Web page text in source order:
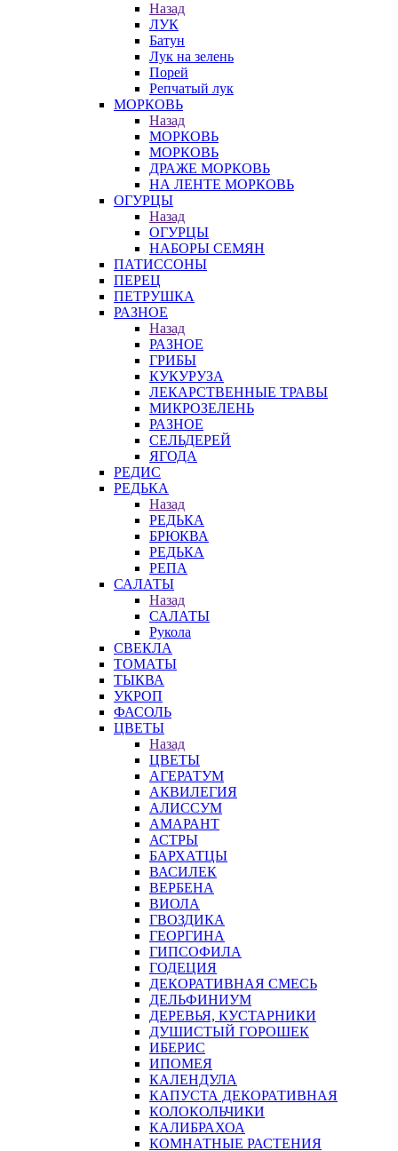
Назад
ЛУК
Батун
Лук на зелень
Порей
Репчатый лук
МОРКОВЬ
Назад
МОРКОВЬ
МОРКОВЬ
ДРАЖЕ МОРКОВЬ
НА ЛЕНТЕ МОРКОВЬ
ОГУРЦЫ
Назад
ОГУРЦЫ
НАБОРЫ СЕМЯН
ПАТИССОНЫ
ПЕРЕЦ
ПЕТРУШКА
РАЗНОЕ
Назад
РАЗНОЕ
ГРИБЫ
КУКУРУЗА
ЛЕКАРСТВЕННЫЕ ТРАВЫ
МИКРОЗЕЛЕНЬ
РАЗНОЕ
СЕЛЬДЕРЕЙ
ЯГОДА
РЕДИС
РЕДЬКА
Назад
РЕДЬКА
БРЮКВА
РЕДЬКА
РЕПА
САЛАТЫ
Назад
САЛАТЫ
Рукола
СВЕКЛА
ТОМАТЫ
ТЫКВА
УКРОП
ФАСОЛЬ
ЦВЕТЫ
Назад
ЦВЕТЫ
АГЕРАТУМ
АКВИЛЕГИЯ
АЛИССУМ
АМАРАНТ
АСТРЫ
БАРХАТЦЫ
ВАСИЛЕК
ВЕРБЕНА
ВИОЛА
ГВОЗДИКА
ГЕОРГИНА
ГИПСОФИЛА
ГОДЕЦИЯ
ДЕКОРАТИВНАЯ СМЕСЬ
ДЕЛЬФИНИУМ
ДЕРЕВЬЯ, КУСТАРНИКИ
ДУШИСТЫЙ ГОРОШЕК
ИБЕРИС
ИПОМЕЯ
КАЛЕНДУЛА
КАПУСТА ДЕКОРАТИВНАЯ
КОЛОКОЛЬЧИКИ
КАЛИБРАХОА
КОМНАТНЫЕ РАСТЕНИЯ